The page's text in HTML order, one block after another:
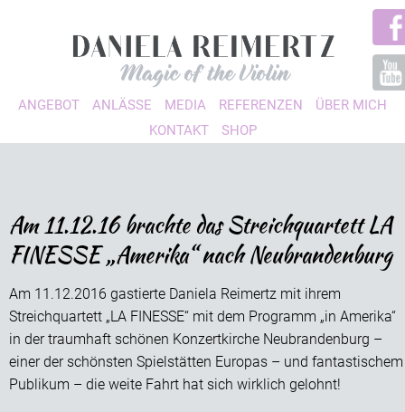
ANGEBOT ANLÄSSE MEDIA REFERENZEN
ÜBER MICH
KONTAKT
SHOP
Am 11.12.16 brachte das Streichquartett LA
FINESSE „Amerika“ nach Neubrandenburg
Am 11.12.2016 gastierte Daniela Reimertz mit ihrem
Streichquartett „LA FINESSE“ mit dem Programm „in Amerika“
in der traumhaft schönen Konzertkirche Neubrandenburg –
einer der schönsten Spielstätten Europas – und fantastischem
Publikum – die weite Fahrt hat sich wirklich gelohnt!